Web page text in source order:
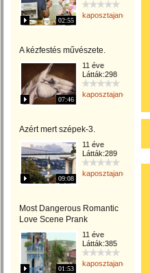
02:55
kaposztajanos
A kézfestés művészete.
07:46
11 éve
Látták:298
kaposztajanos
Azért mert szépek-3.
09:08
11 éve
Látták:289
kaposztajanos
Most Dangerous Romantic
Love Scene Prank
01:53
11 éve
Látták:385
kaposztajanos